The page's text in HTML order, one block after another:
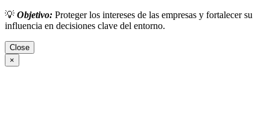
💡 Objetivo: Proteger los intereses de las empresas y fortalecer su
influencia en decisiones clave del entorno.
Close
×